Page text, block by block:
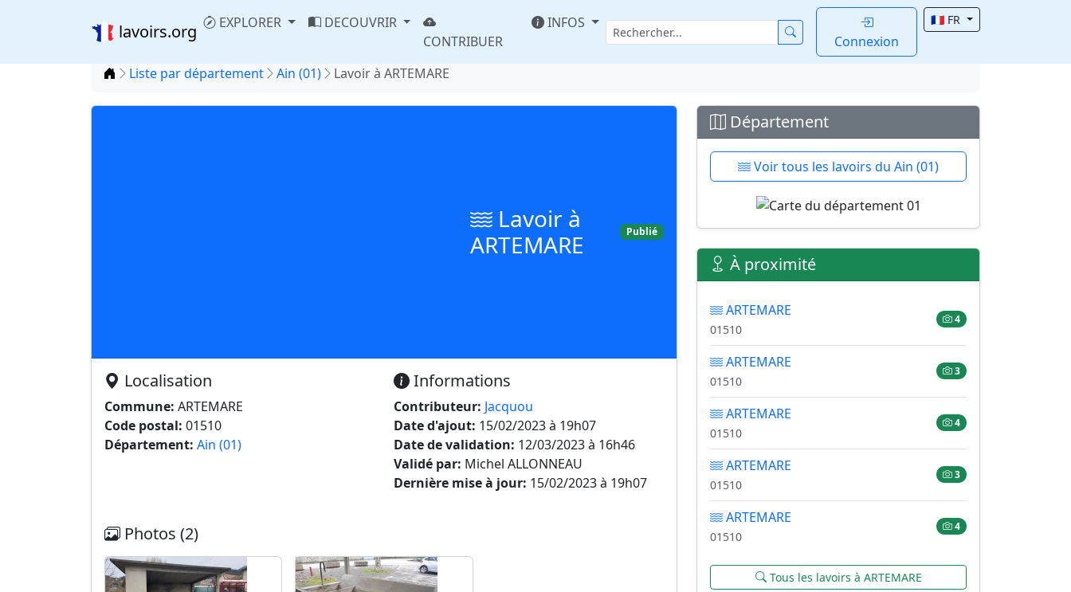
lavoirs.org EXPLORER
DECOUVRIR
CONTRIBUER
INFOS
Connexion
🇫🇷 FR
Accueil
Liste par département Ain (01) Lavoir à ARTEMARE
Lavoir à
ARTEMARE
Publié
Localisation
Commune: ARTEMARE
Code postal: 01510
Département: Ain (01)
Informations
Contributeur: Jacquou
Date d'ajout: 15/02/2023 à 19h07
Date de validation: 12/03/2023 à 16h46
Validé par: Michel ALLONNEAU
Dernière mise à jour: 15/02/2023 à 19h07
Photos (2)
Département
Voir tous les lavoirs du Ain (01)
À proximité
ARTEMARE
01510
4
ARTEMARE
01510
3
ARTEMARE
01510
4
ARTEMARE
01510
3
ARTEMARE
01510
4
Tous les lavoirs à ARTEMARE